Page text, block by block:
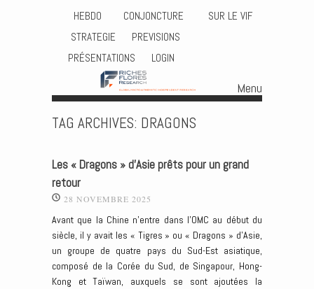
HEBDO CONJONCTURE
SUR LE VIF
STRATEGIE
PREVISIONS
PRÉSENTATIONS
LOGIN
Menu
TAG ARCHIVES: DRAGONS
Les « Dragons » d’Asie prêts pour un grand
retour
28 NOVEMBRE 2025
Avant que la Chine n’entre dans l’OMC au début du
siècle, il y avait les « Tigres » ou « Dragons » d’Asie,
un groupe de quatre pays du Sud-Est asiatique,
composé de la Corée du Sud, de Singapour, Hong-
Kong et Taïwan, auxquels se sont ajoutées la